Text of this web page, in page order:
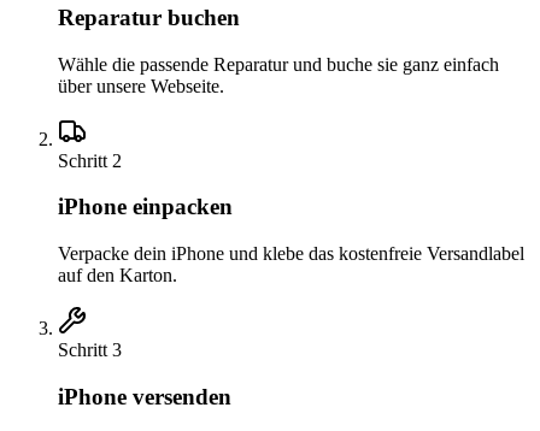
Reparatur buchen
Wähle die passende Reparatur und buche sie ganz einfach
über unsere Webseite.
Schritt 2
iPhone einpacken
Verpacke dein iPhone und klebe das kostenfreie Versandlabel
auf den Karton.
Schritt 3
iPhone versenden